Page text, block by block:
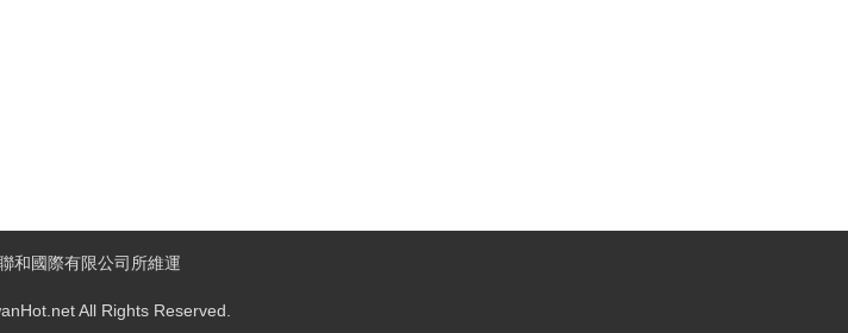
和國際有限公司所維運
All Rights Reserved.